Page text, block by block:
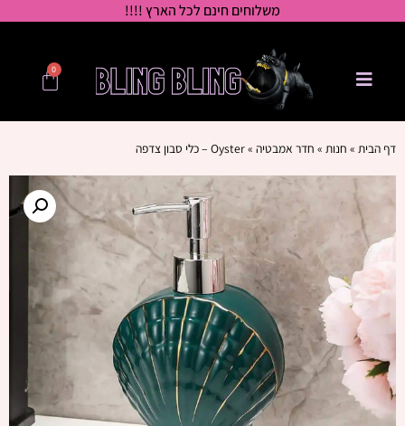
משלוחים חינם לכל הארץ !!!!
0
דף הבית » חנות » חדר אמבטיה »Oyster – כלי סבון צדפה